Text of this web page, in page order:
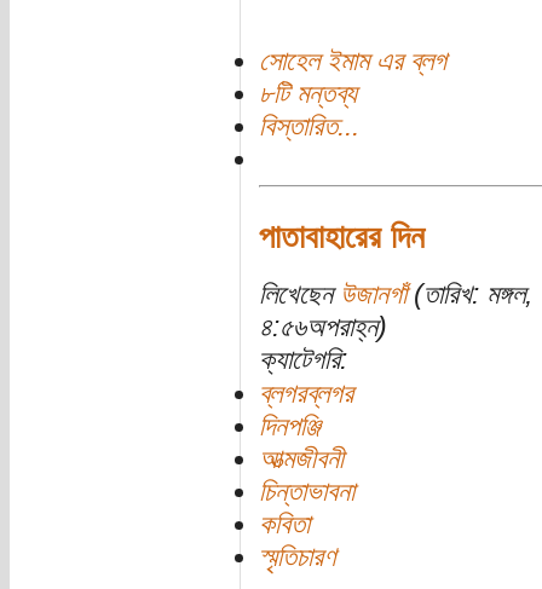
সোহেল ইমাম এর ব্লগ
৮টি মন্তব্য
বিস্তারিত...
পাতাবাহারের দিন
লিখেছেন উজানগাঁ(তারিখ:
৪:৫৬অপরাহ্ন)
ক্যাটেগরি:
ব্লগরব্লগর
দিনপঞ্জি
আত্মজীবনী
চিন্তাভাবনা
কবিতা
স্মৃতিচারণ